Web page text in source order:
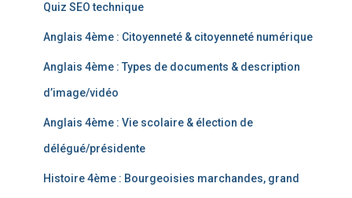
Quiz SEO technique
Anglais 4ème : Citoyenneté & citoyenneté numérique
Anglais 4ème : Types de documents & description
d’image/vidéo
Anglais 4ème : Vie scolaire & élection de
délégué/présidente
Histoire 4ème : Bourgeoisies marchandes, grand